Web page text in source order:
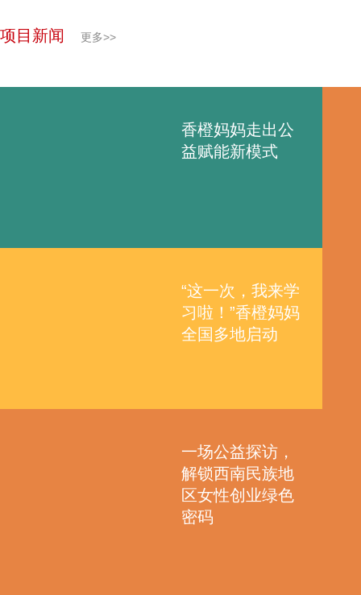
项目新闻 更多>>
香橙妈妈走出公
益赋能新模式
“这一次，我来学
习啦！”香橙妈妈
全国多地启动
一场公益探访，
解锁西南民族地
区女性创业绿色
密码